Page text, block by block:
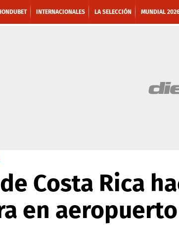
INTERNACIONALES LA SELECCIÓN MUNDIAL
Costa Rica
en